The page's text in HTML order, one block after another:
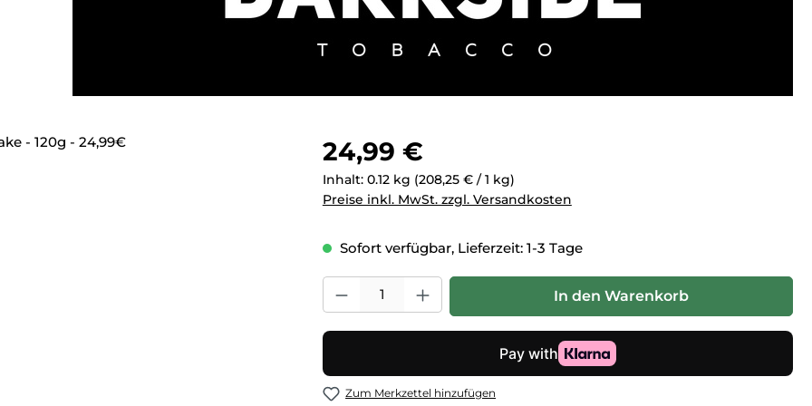
Regulärer Preis:
24,99 €
Inhalt: 0.12 kg (208,25 € / 1 kg)
Preise inkl. MwSt. zzgl. Versandkosten
Sofort verfügbar, Lieferzeit: 1-3 Tage
Produkt Anzahl: Gib den gewünschten Wert ein oder benutze die
In den Warenkorb
Zum Merkzettel hinzufügen